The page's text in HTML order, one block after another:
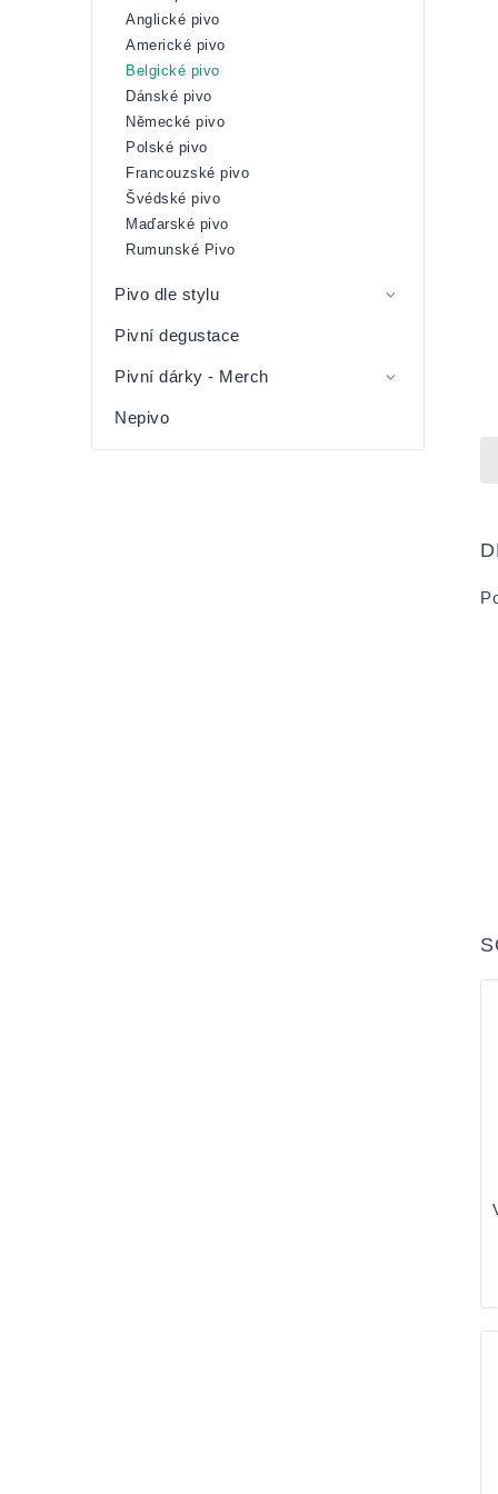
Anglické pivo
Americké pivo
Belgické pivo
Dánské pivo
Německé pivo
Polské pivo
Francouzské pivo
Švédské pivo
Maďarské pivo
Rumunské Pivo
Pivo dle stylu
Pivní degustace
Pivní dárky - Merch
Nepivo